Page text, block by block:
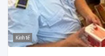
Kinh tế